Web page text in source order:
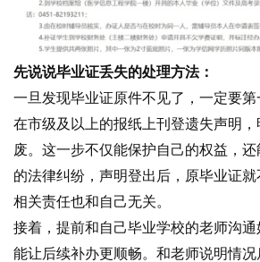
先说说毕业证丢失的处理方法：
一旦发现毕业证原件不见了，一定要
在市级及以上的报纸上刊登遗失声明
废。这一步不仅能保护自己的权益，
的法律纠纷，声明登出后，原毕业证就
相关责任也和自己无关。
接着，提前和自己毕业学校的老师沟通
能让后续补办更顺畅。和老师说明情